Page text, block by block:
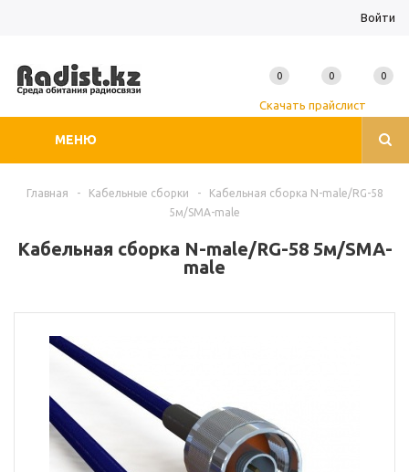
Войти
МЕНЮ
Скачать прайслист
0 0 0
Главная - Кабельные сборки -
Кабельная сборка N-male/RG-58
5м/SMA-male
Кабельная сборка N-male/RG-58 5м/SMA-
male